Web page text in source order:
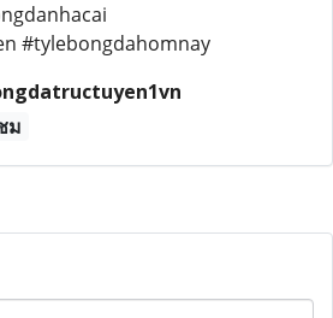
#tylebongdahomnay
ม